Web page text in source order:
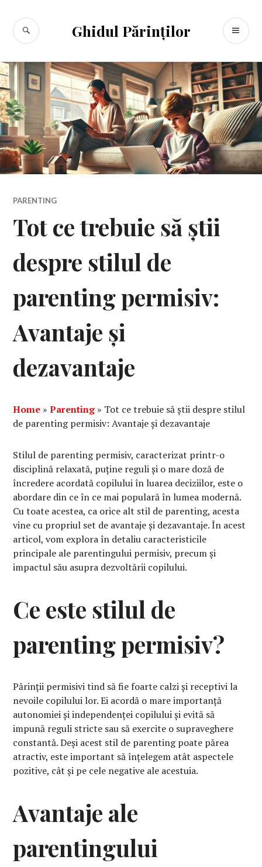
conținut
Ghidul Părinților
CĂUTARE
PARENTING
Tot ce trebuie să știi
despre stilul de
parenting permisiv:
Avantaje și
dezavantaje
Home »Parenting» Tot ce trebuie să știi despre stilul
de parenting permisiv: Avantaje și dezavantaje
Stilul de parenting permisiv, caracterizat printr-o
disciplină relaxată, puține reguli și o mare doză de
încredere acordată copilului în luarea deciziilor, este o
abordare din ce în ce mai populară în lumea modernă.
Cu toate acestea, ca orice alt stil de parenting, acesta
vine cu propriul set de avantaje și dezavantaje. În acest
articol, vom explora în detaliu caracteristicile
principale ale parentingului permisiv, precum și
impactul său asupra dezvoltării copilului.
Ce este stilul de
parenting permisiv?
Părinții permisivi tind să fie foarte calzi și receptivi la
nevoile copilului lor. Ei acordă o mare importanță
autonomiei și independenței copilului și evită să
impună reguli stricte sau să exercite o supraveghere
constantă. Deși acest stil de parenting poate părea
atractiv, este important să înțelegem atât aspectele
pozitive, cât și pe cele negative ale acestuia.
Avantaje ale
parentingului